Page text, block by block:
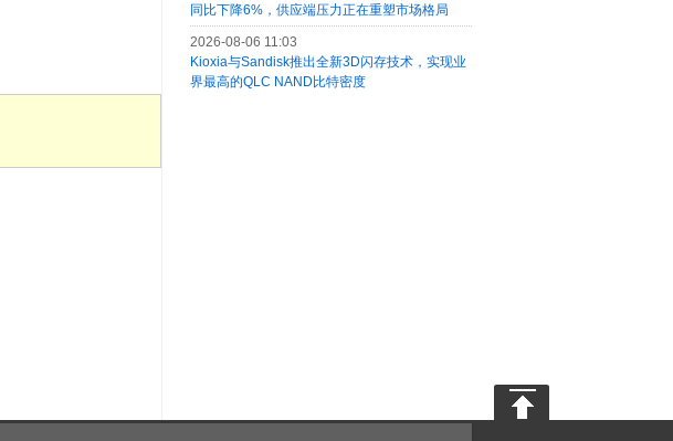
同比下降6%，供应端压力正在重塑市场格局
2026-08-06 11:03
Kioxia与Sandisk推出全新3D闪存技术，实现业
界最高的QLC NAND比特密度